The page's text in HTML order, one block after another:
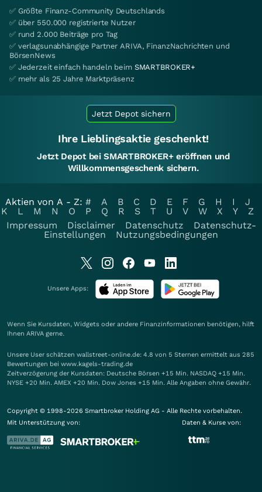
✅ Größte Finanz-Community Deutschlands
✅ über 550.000 registrierte Nutzer
✅ rund 2.000 Beiträge pro Tag
✅ verlagsunabhängige Partner ARIVA, FinanzNachrichten und
BörsenNews
✅ Jederzeit einfach handeln beim SMARTBROKER+
✅ mehr als 25 Jahre Marktpräsenz
Jetzt Depot sichern
Ihre Lieblingsaktie geschenkt!
Jetzt Depot bei SMARTBROKER+ eröffnen und
Willkommensgeschenk sichern.
Aktien von A - Z: # A B C D E F G H I
J
K
L M N O P Q R S T U V W X Y
Z
Impressum
Disclaimer Datenschutz
Datenschutz-
Einstellungen
Nutzungsbedingungen
Unsere Apps:
Wenn Sie Kursdaten, Widgets oder andere Finanzinformationen benötigen, hilft
Ihnen ARIVA gerne.
Unsere User schätzen wallstreet-online.de: 4.8 von 5 Sternen ermittelt aus 285
Bewertungen bei www.kagels-trading.de
Zeitverzögerung der Kursdaten: Deutsche Börsen +15 Min. NASDAQ +15 Min.
NYSE +20 Min. AMEX +20 Min. Dow Jones +15 Min. Alle Angaben ohne Gewähr.
Copyright © 1998-2026 Smartbroker Holding AG - Alle Rechte vorbehalten.
Mit Unterstützung von:
Daten & Kurse von: